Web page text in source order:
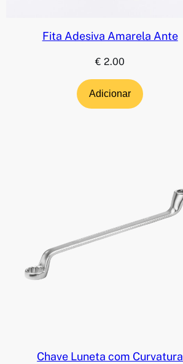
Fita Adesiva Amarela Ante
€ 2.00
Adicionar
Chave Luneta com Curvatura